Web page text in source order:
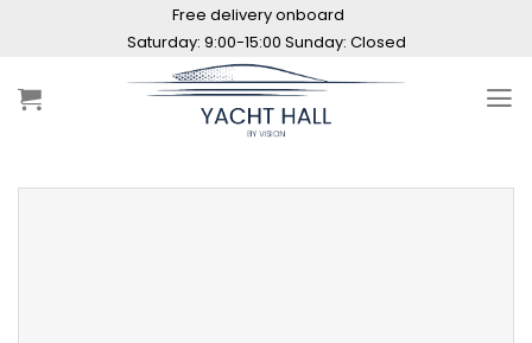
Saturday: 9:00-15:00 Sunday: Closed
Free delivery onboard